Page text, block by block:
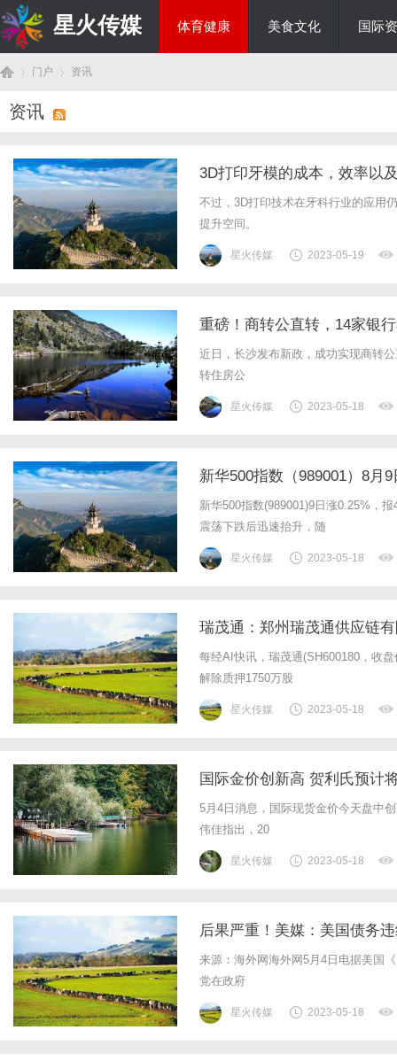
星火传媒 体育健康 美食文化 国际
门户 资讯
资讯
3D打印牙模的成本，效率以
不过，3D打印技术在牙科行业的应用
提升空间。
星火传媒 2023-05-19
重磅！商转公直转，14家银
近日，长沙发布新政，成功实现商转
转住房公
星火传媒 2023-05-18
新华500指数（989001）8月
新华500指数(989001)9日涨0.25%，
震荡下跌后迅速抬升，随
星火传媒 2023-05-18
瑞茂通：郑州瑞茂通供应链
每经AI快讯，瑞茂通(SH600180，收
解除质押1750万股
星火传媒 2023-05-18
国际金价创新高 贺利氏预计
5月4日消息，国际现货金价今天盘中
伟佳指出，20
星火传媒 2023-05-18
后果严重！美媒：美国债务
来源：海外网海外网5月4日电据美国
党在政府
星火传媒 2023-05-18